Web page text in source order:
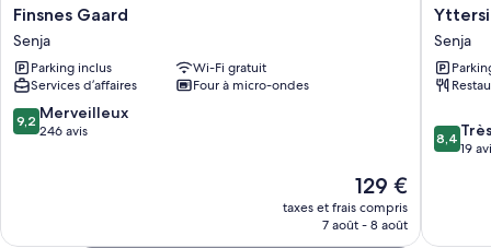
gratuit.
Autres équipements présents dans les chambres :
Lits pliants/supplémentaires (en supplément) et lits bébé (en
supplément)
Chauffage et service de ménage quotidien
Finsnes
Gaard
Senja
Finsnes Gaard
Senja
Parking inclus
Wi-Fi gratuit
Services d’affaires
Four à micro-ondes
9.2
sur
9,2 Merveilleux
246 avis
Le
nouveau
prix
129 €
taxes et frais compris
7 août - 8 août
Yttersia
Base
Senja
Senja
8.4
sur
8,4
19